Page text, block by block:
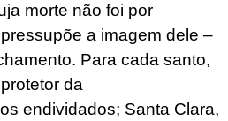
morte não foi por
a imagem dele –
Para cada santo,
da
endividados; Santa Clara,